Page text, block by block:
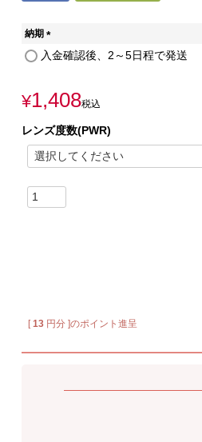
納期
(
入金確認後、2～5日程で発送
¥1,408税込
レンズ度数(PWR)
[13 円分 ]のポイント進呈